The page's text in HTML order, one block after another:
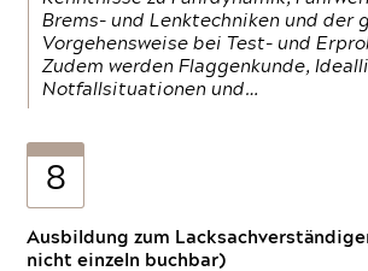
Brems- und Lenktechniken und der
Vorgehensweise bei Test- und
Zudem werden Flaggenkunde,
Notfallsituationen und…
8
Ausbildung zum
nicht einzeln buchbar)